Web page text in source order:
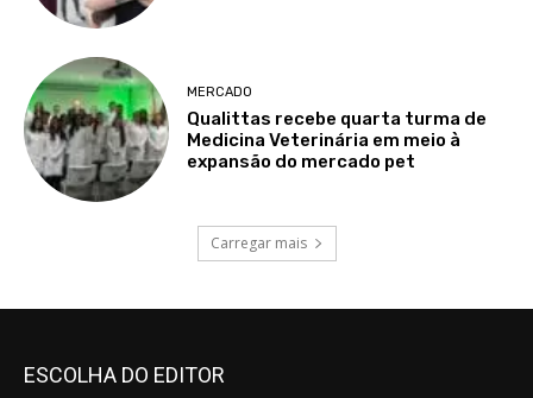
MERCADO
Qualittas recebe quarta turma de
Medicina Veterinária em meio à
expansão do mercado pet
Carregar mais
ESCOLHA DO EDITOR